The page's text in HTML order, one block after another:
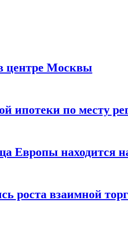
центре Москвы
ипотеки по месту
Европы находится
роста взаимной